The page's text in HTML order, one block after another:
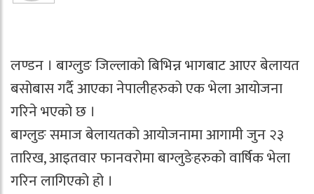
लण्डन । बाग्लुङ जिल्लाको बिभिन्न भागबाट आएर बेलायत
बसोबास गर्दै आएका नेपालीहरुको एक भेला आयोजना
गरिने भएको छ ।
बाग्लुङ समाज बेलायतको आयोजनामा आगामी जुन २३
तारिख, आइतवार फानवरोमा बाग्लुङेहरुको वार्षिक भेला
गरिन लागिएको हो ।